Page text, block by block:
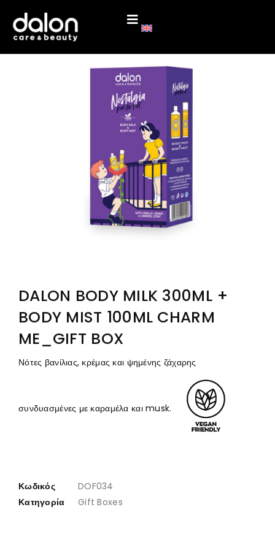
DALON BODY MILK 300ML +
BODY MIST 100ML CHARM
ME_GIFT BOX
Νότες βανίλιας, κρέμας και ψημένης ζάχαρης
συνδυασμένες με καραμέλα και musk.
Κωδικός
DOF034
Κατηγορία
Gift Boxes